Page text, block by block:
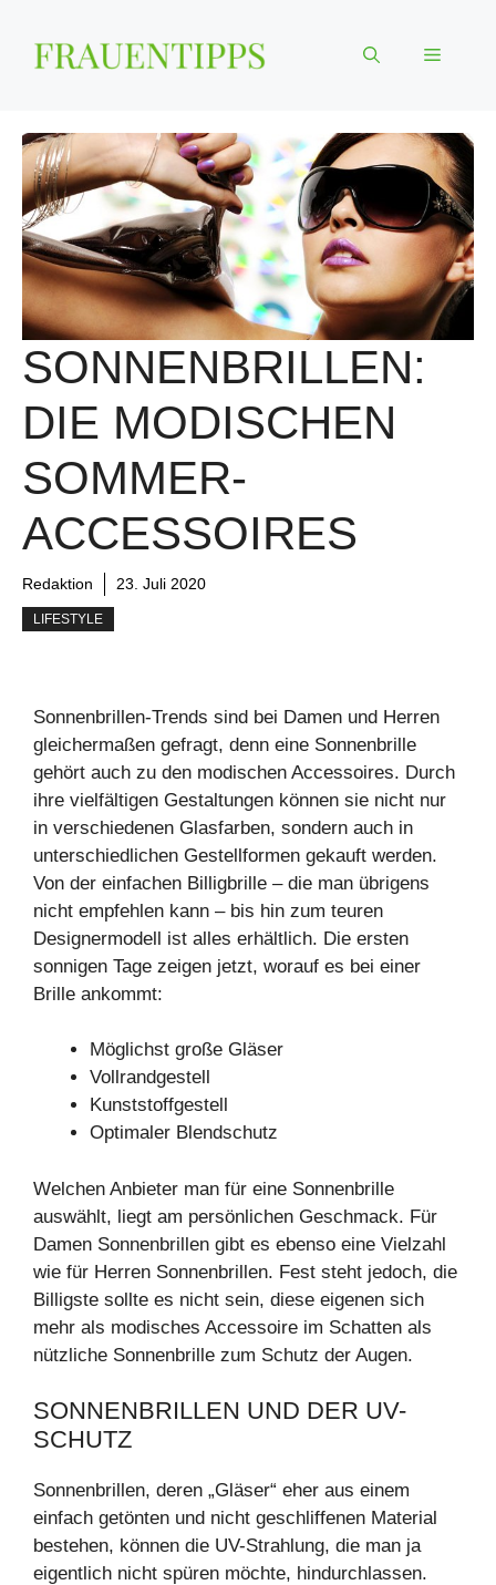
Inhalt
springen
Menü
SONNENBRILLEN:
DIE MODISCHEN
SOMMER-
ACCESSOIRES
Redaktion 23. Juli 2020
LIFESTYLE
Sonnenbrillen-Trends sind bei Damen und Herren
gleichermaßen gefragt, denn eine Sonnenbrille
gehört auch zu den modischen Accessoires. Durch
ihre vielfältigen Gestaltungen können sie nicht nur
in verschiedenen Glasfarben, sondern auch in
unterschiedlichen Gestellformen gekauft werden.
Von der einfachen Billigbrille – die man übrigens
nicht empfehlen kann – bis hin zum teuren
Designermodell ist alles erhältlich. Die ersten
sonnigen Tage zeigen jetzt, worauf es bei einer
Brille ankommt:
Möglichst große Gläser
Vollrandgestell
Kunststoffgestell
Optimaler Blendschutz
Welchen Anbieter man für eine Sonnenbrille
auswählt, liegt am persönlichen Geschmack. Für
Damen Sonnenbrillen gibt es ebenso eine Vielzahl
wie für Herren Sonnenbrillen. Fest steht jedoch, die
Billigste sollte es nicht sein, diese eigenen sich
mehr als modisches Accessoire im Schatten als
nützliche Sonnenbrille zum Schutz der Augen.
SONNENBRILLEN UND DER UV-
SCHUTZ
Sonnenbrillen, deren „Gläser“ eher aus einem
einfach getönten und nicht geschliffenen Material
bestehen, können die UV-Strahlung, die man ja
eigentlich nicht spüren möchte, hindurchlassen.